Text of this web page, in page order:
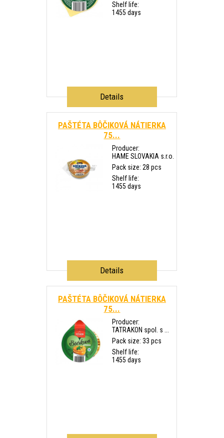
Shelf life:
1455 days
Details
PAŠTÉTA BÔČIKOVÁ NÁTIERKA
75...
Producer:
HAME SLOVAKIA s.r.o.
Pack size: 28 pcs
Shelf life:
1455 days
Details
PAŠTÉTA BÔČIKOVÁ NÁTIERKA
75...
Producer:
TATRAKON spol. s ...
Pack size: 33 pcs
Shelf life:
1455 days